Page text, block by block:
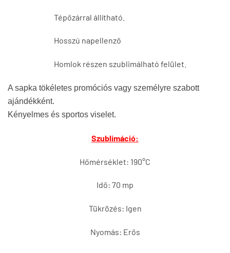
Tépőzárral állítható.
Hosszú napellenző
Homlok részen szublimálható felület.
A sapka tökéletes promóciós vagy személyre szabott
ajándékként.
Kényelmes és sportos viselet.
Szublimáció:
Hőmérséklet: 190°C
Idő: 70 mp
Tükrözés: Igen
Nyomás: Erős